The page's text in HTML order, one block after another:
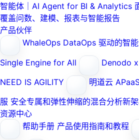
智能体｜AI Agent for BI & Analytics
覆盖问数、建模、报表与智能报告
产品伙伴
WhaleOps DataOps 驱动的智
Single Engine for All
Denodo
NEED IS AGILITY
明道云
服 安全专属和弹性伸缩的混合分析新
资源中心
帮助手册 产品使用指南和教程